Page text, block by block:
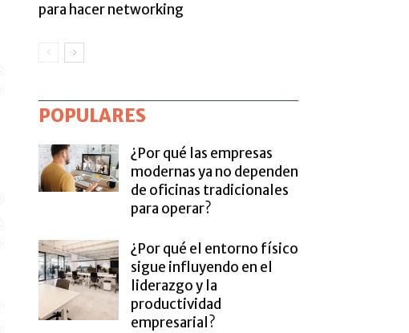
para hacer networking
POPULARES
¿Por qué las empresas
modernas ya no dependen
de oficinas tradicionales
para operar?
¿Por qué el entorno físico
sigue influyendo en el
liderazgo y la
productividad
empresarial?